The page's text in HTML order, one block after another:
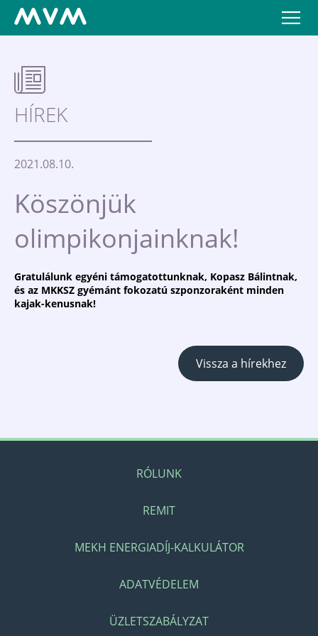
HÍREK
2021.08.10.
Köszönjük
olimpikonjainknak!
Gratulálunk egyéni támogatottunknak, Kopasz Bálintnak,
és az MKKSZ gyémánt fokozatú szponzoraként minden
kajak-kenusnak!
Vissza a hírekhez
RÓLUNK
REMIT
MEKH ENERGIADÍJ-KALKULÁTOR
ADATVÉDELEM
ÜZLETSZABÁLYZAT